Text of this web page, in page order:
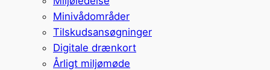
Minivådområder
Tilskudsansøgninger
Digitale drænkort
Årligt miljømøde